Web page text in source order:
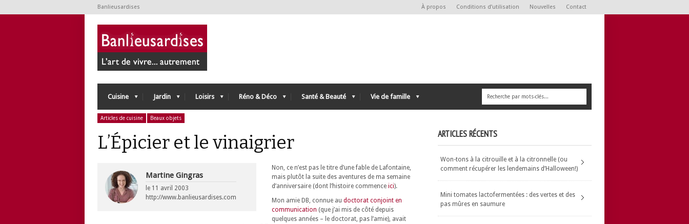
Banlieusardises À propos Conditions d’utilisation Nouvelles Contact
Cuisine Jardin Loisirs Réno & Déco Santé & Beauté Vie de famille
Articles de cuisine Beaux objets
L’Épicier et le vinaigrier
Martine Gingras
le 11 avril 2003
http://www.banlieusardises.com
Non, ce n’est pas le titre d’une fable de Lafontaine,
mais plutôt la suite des aventures de ma semaine
d’anniversaire (dont l’histoire commence ici).
Mon amie DB, connue au doctorat conjoint en
communication (que j’ai mis de côté depuis
quelques années – le doctorat, pas l’amie), avait
ARTICLES RÉCENTS
Won-tons à la citrouille et à la citronnelle (ou
comment récupérer les lendemains d’Halloween!)
Mini tomates lactofermentées : des vertes et des
pas mûres en saumure